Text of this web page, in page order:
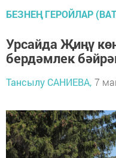
БЕЗНЕҢ ГЕРОЙЛАР
Урсайда Җиңү
бердәмлек
Тансылу САНИЕВА, 7